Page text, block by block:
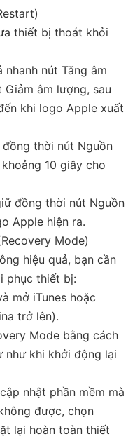
thiết bị thoát khỏi
nhanh nút Tăng âm
Giảm âm lượng, sau
khi logo Apple xuất
đồng thời nút Nguồn
10 giây cho
đồng thời nút Nguồn
Apple hiện ra.
Mode)
hiệu quả, bạn cần
phục thiết bị:
mở iTunes hoặc
trở lên).
Mode bằng cách
như khi khởi động lại
nhật phần mềm mà
được, chọn
lại hoàn toàn thiết